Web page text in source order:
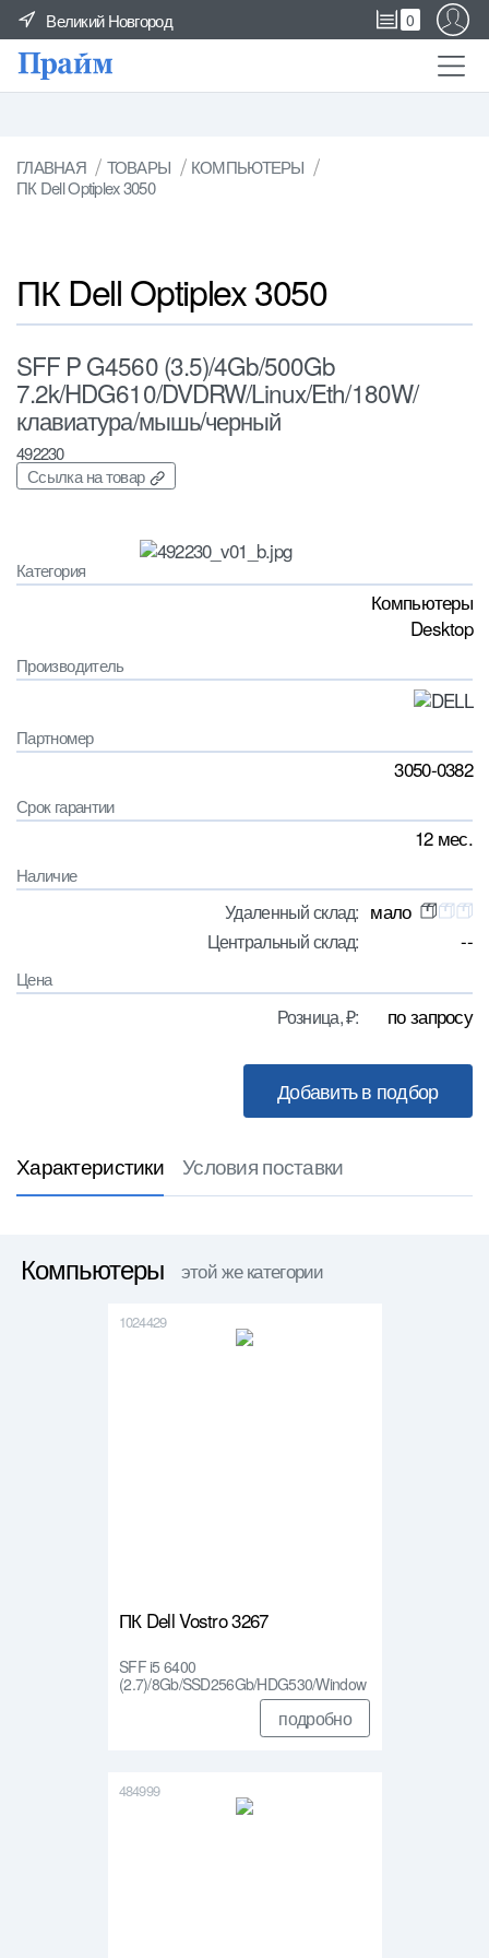
Великий Новгород 0
ГЛАВНАЯ ТОВАРЫ
КОМПЬЮТЕРЫ
ПК Dell Optiplex 3050
ПК Dell Optiplex 3050
SFF P G4560 (3.5)/4Gb/500Gb
7.2k/HDG610/DVDRW/Linux/Eth/180W/
клавиатура/мышь/черный
492230
Ссылка на товар
Категория
Компьютеры
Desktop
Производитель
Партномер
3050-0382
Срок гарантии
12 мес.
Наличие
Удаленный склад: мало
Центральный склад: --
Цена
Розница, ₽: по запросу
Характеристики Условия поставки
Компьютеры этой же категории
1024429
ПК Dell Vostro 3267
SFF i5 6400
(2.7)/8Gb/SSD256Gb/HDG530/Window
s 10 …
подробно
484999